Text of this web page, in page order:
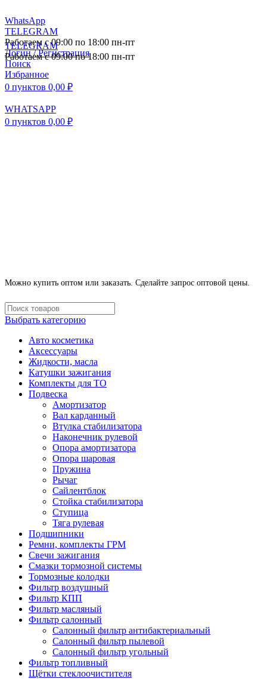
WhatsApp
TELEGRAM
Работаем с 09:00 по 18:00 пн-пт
Логин / Регистрация
Поиск
Избранное
0 пунктов 0,00 ₽
WHATSAPP
0 пунктов 0,00 ₽
TELEGRAM
Работаем с 09:00 по 18:00 пн-пт
Можно купить оптом или заказать. Сделайте запрос оптовой цены.
Выбрать категорию
Авто косметика
Аксессуары
Жидкости, масла
Катушки зажигания
Комплекты для ТО
Подвеска
Амортизатор
Вал карданный
Втулка стабилизатора
Наконечник рулевой
Опора амортизатора
Опора шаровая
Пружина
Рычаг
Сайлентблок
Стойка стабилизатора
Ступица
Тяга рулевая
Подшипники
Ремни, комплекты ГРМ
Свечи зажигания
Смазки тормозной системы
Тормозные колодки
Фильтр воздушный
Фильтр КПП
Фильтр масляный
Фильтр салонный
Салонный фильтр антибактериальный
Салонный фильтр пылевой
Салонный фильтр угольный
Фильтр топливный
Щётки стеклоочистителя